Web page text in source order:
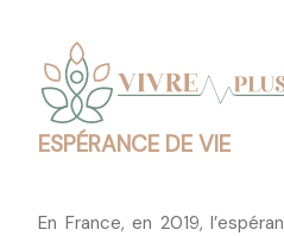
ESPÉRANCE DE VIE
En France, en 2019,